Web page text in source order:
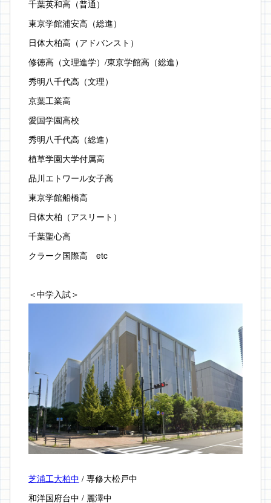
千葉英和高（普通）
東京学館浦安高（総進）
日体大柏高（アドバンスト）
修徳高（文理進学）/東京学館高（総進）
秀明八千代高（文理）
京葉工業高
愛国学園高校
秀明八千代高（総進）
植草学園大学付属高
品川エトワール女子高
東京学館船橋高
日体大柏（アスリート）
千葉聖心高
クラーク国際高　etc
＜中学入試＞
芝浦工大柏中 / 専修大松戸中
和洋国府台中 / 麗澤中